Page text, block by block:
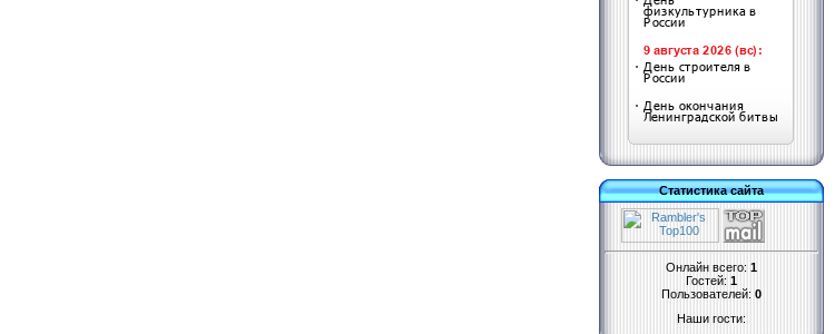
Статистика сайта
Онлайн всего: 1
Гостей: 1
Пользователей: 0
Наши гости: